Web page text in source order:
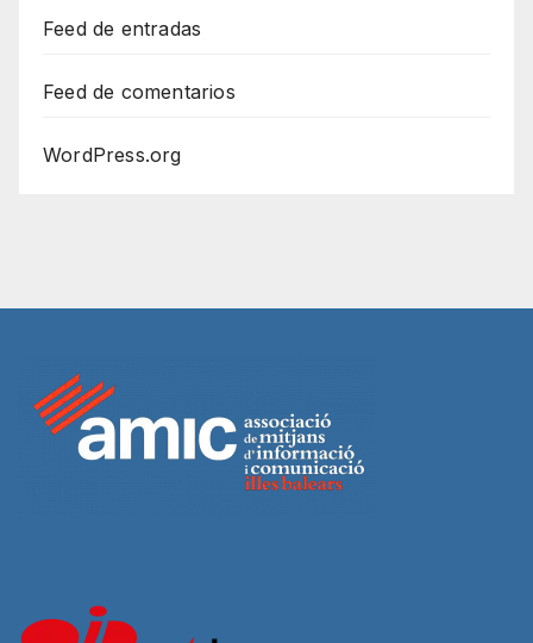
Feed de entradas
Feed de comentarios
WordPress.org